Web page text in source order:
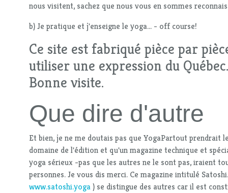
nous visitent, sachez que nous vous en sommes
b) Je pratique et j'enseigne le yoga... - off course!
Ce site est fabriqué pièce par
utiliser une expression du Québec.
Bonne visite.
Que dire d'autre
Et bien, je ne me doutais pas que YogaPartout prendrait
domaine de l'édition et qu'un magazine technique et
yoga sérieux -pas que les autres ne le sont pas, iraient
personnes. Je vous dis merci. Ce magazine intitulé
www.satoshi.yoga) se distingue des autres car il est